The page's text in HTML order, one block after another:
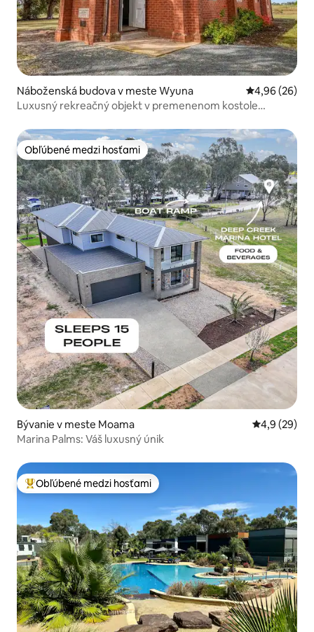
Náboženská budova v meste Wyuna Priemerné
4,96 (26)
Luxusný rekreačný objekt v premenenom kostole
Obľúbené medzi hosťami
Obľúbené medzi hosťami
Bývanie v meste Moama Priemerné
4,9 (29)
Marina Palms: Váš luxusný únik
Najobľúbenejšie medzi hosťami
Obľúbené medzi hosťami